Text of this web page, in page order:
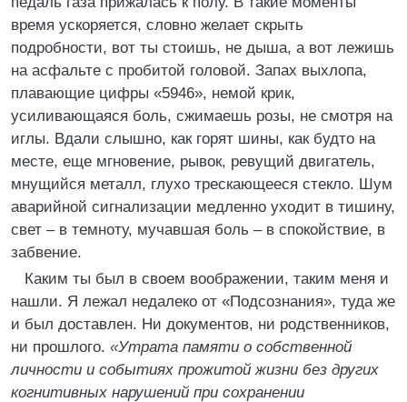
время ускоряется, словно желает скрыть
подробности, вот ты стоишь, не дыша, а вот лежишь
на асфальте с пробитой головой. Запах выхлопа,
плавающие цифры «5946», немой крик,
усиливающаяся боль, сжимаешь розы, не смотря на
иглы. Вдали слышно, как горят шины, как будто на
месте, еще мгновение, рывок, ревущий двигатель,
мнущийся металл, глухо трескающееся стекло. Шум
аварийной сигнализации медленно уходит в тишину,
свет – в темноту, мучавшая боль – в спокойствие, в
забвение.
Каким ты был в своем воображении, таким меня и
нашли. Я лежал недалеко от «Подсознания», туда же
и был доставлен. Ни документов, ни родственников,
ни прошлого. «Утрата памяти о собственной
личности и событиях прожитой жизни без других
когнитивных нарушений при сохранении